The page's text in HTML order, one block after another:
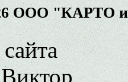
ООО "КАРТО